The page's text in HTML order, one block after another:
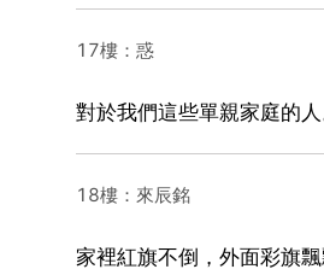
17樓：惑
對於我們這些單親家庭的
18樓：來辰銘
家裡紅旗不倒，外面彩旗